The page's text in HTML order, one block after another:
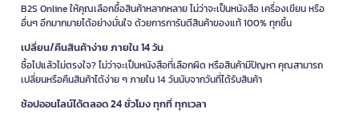
B2S Online ให้คุณเลือกซื้อสินค้าหลากหลาย ไม่ว่าจะเป็นหนังสือ เครื่องเขียน หรือ
อื่นๆ อีกมากมายได้อย่างมั่นใจ ด้วยการการันตีสินค้าของแท้ 100% ทุกชิ้น
เปลี่ยน/คืนสินค้าง่าย ภายใน 14 วัน
ซื้อไปแล้วไม่ตรงใจ? ไม่ว่าจะเป็นหนังสือที่เลือกผิด หรือสินค้ามีปัญหา คุณสามารถ
เปลี่ยนหรือคืนสินค้าได้ง่าย ๆ ภายใน 14 วันนับจากวันที่ได้รับสินค้า
ช้อปออนไลน์ได้ตลอด 24 ชั่วโมง ทุกที่ ทุกเวลา